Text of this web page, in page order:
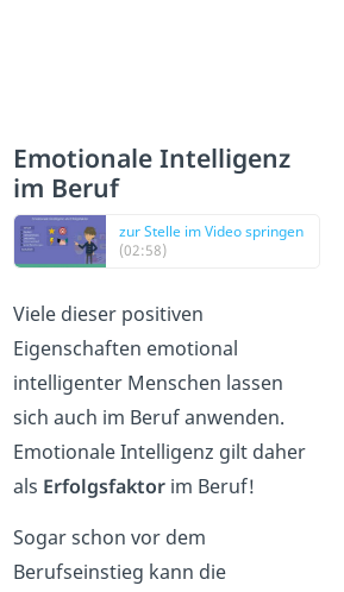
Emotionale Intelligenz
im Beruf
zur Stelle im Video springen
(02:58)
Viele dieser positiven
Eigenschaften emotional
intelligenter Menschen lassen
sich auch im Beruf anwenden.
Emotionale Intelligenz gilt daher
als Erfolgsfaktor im Beruf!
Sogar schon vor dem
Berufseinstieg kann die